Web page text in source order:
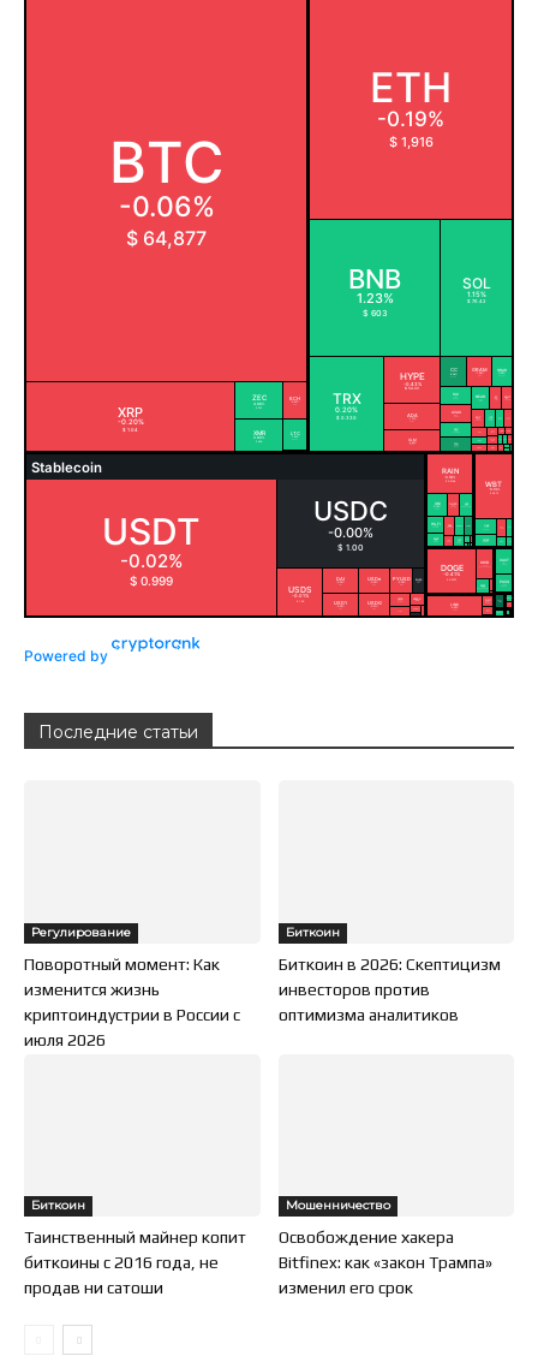
Powered by
Последние статьи
Регулирование
Поворотный момент: Как
изменится жизнь
криптоиндустрии в России с
июля 2026
Биткоин
Биткоин в 2026: Скептицизм
инвесторов против
оптимизма аналитиков
Биткоин
Таинственный майнер копит
биткоины с 2016 года, не
продав ни сатоши
Мошенничество
Освобождение хакера
Bitfinex: как «закон Трампа»
изменил его срок